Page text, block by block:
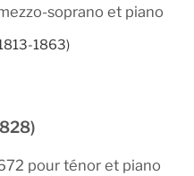
soprano et piano
1863)
pour ténor et piano